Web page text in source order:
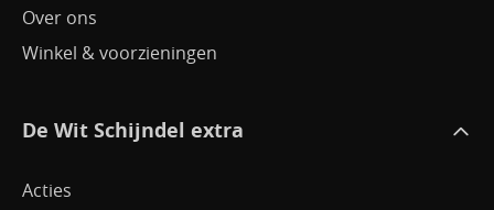
Jeu de boules
Korfbalschoenen
Squash
Over ons
Winkel & voorzieningen
De Wit Schijndel extra
Acties